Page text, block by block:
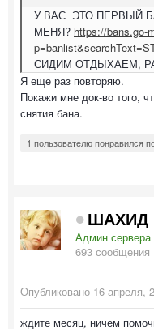
У ВАС ЭТО ПЕРВЫЙ
МЕНЯ? https://bans.go-
СИДИМ ОТДЫХАЕМ,
Я еще раз повторяю.
Покажи мне док-во того,
снятия бана.
1 пользователю понравился
ШАХИД
Админ сервера
693 сообщения
Опубликовано 16 апреля,
ждите месяц, ничем